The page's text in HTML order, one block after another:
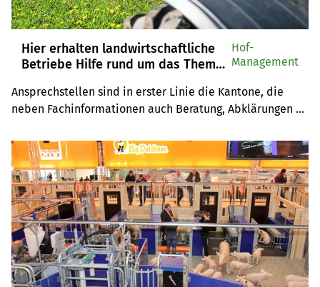
Hier erhalten landwirtschaftliche
Betriebe Hilfe rund um das Thema
Ansprechstellen sind in erster Linie die Kantone, die
neben Fachinformationen auch Beratung, Abklärungen
Hof-
Management